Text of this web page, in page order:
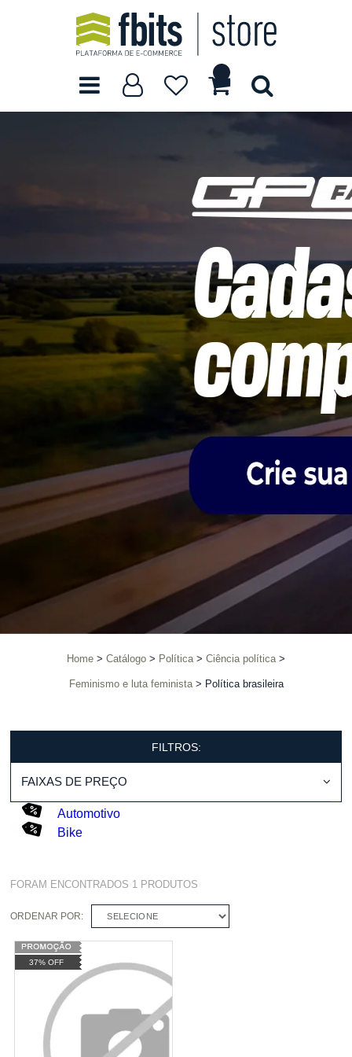
Home Catálogo Política Ciência política
Feminismo e luta feminista Política brasileira
FILTROS:
FAIXAS DE PREÇO
Automotivo
Bike
FORAM ENCONTRADOS 1 PRODUTOS
ORDENAR POR: SELECIONE
37% OFF